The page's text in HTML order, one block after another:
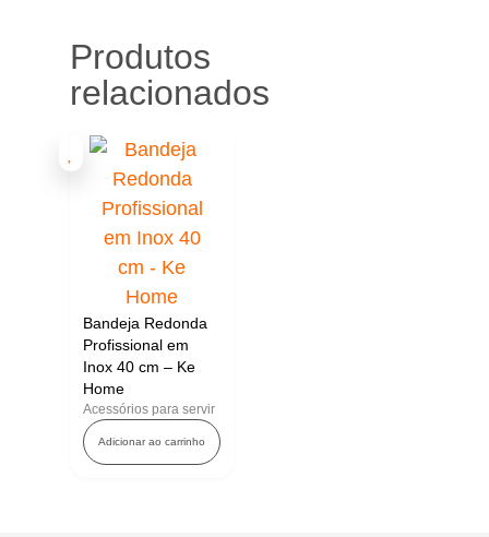
Produtos
relacionados
Bandeja Redonda
Profissional em
Inox 40 cm – Ke
Home
Acessórios para servir
Adicionar ao carrinho